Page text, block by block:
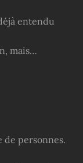
entendu
mais…
de personnes.